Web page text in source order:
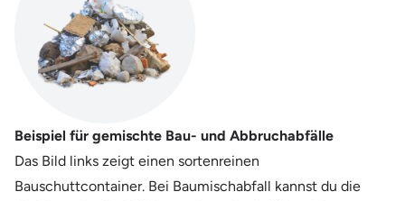
Beispiel für gemischte Bau- und Abbruchabfälle
Das Bild links zeigt einen sortenreinen
Bauschuttcontainer. Bei Baumischabfall kannst du die